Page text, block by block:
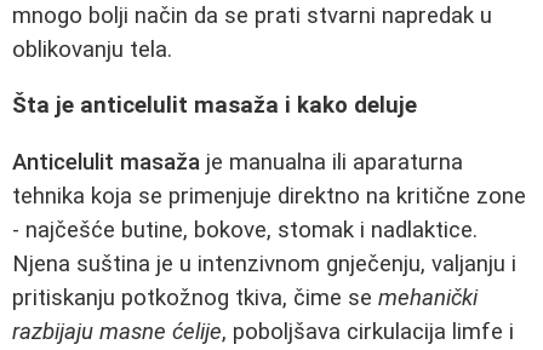
mnogo bolji način da se prati stvarni napredak u
oblikovanju tela.
Šta je anticelulit masaža i kako deluje
Anticelulit masaža je manualna ili aparaturna
tehnika koja se primenjuje direktno na kritične zone
- najčešće butine, bokove, stomak i nadlaktice.
Njena suština je u intenzivnom gnječenju, valjanju i
pritiskanju potkožnog tkiva, čime se mehanički
razbijaju masne ćelije, poboljšava cirkulacija limfe i